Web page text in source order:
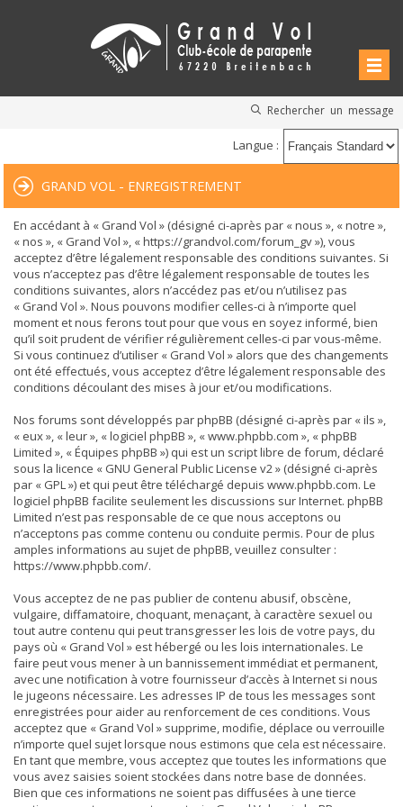
Rechercher un message
Langue :
GRAND VOL - ENREGISTREMENT
En accédant à « Grand Vol » (désigné ci-après par « nous », « notre »,
« nos », « Grand Vol », « https://grandvol.com/forum_gv »), vous
acceptez d’être légalement responsable des conditions suivantes. Si
vous n’acceptez pas d’être légalement responsable de toutes les
conditions suivantes, alors n’accédez pas et/ou n’utilisez pas
« Grand Vol ». Nous pouvons modifier celles-ci à n’importe quel
moment et nous ferons tout pour que vous en soyez informé, bien
qu’il soit prudent de vérifier régulièrement celles-ci par vous-même.
Si vous continuez d’utiliser « Grand Vol » alors que des changements
ont été effectués, vous acceptez d’être légalement responsable des
conditions découlant des mises à jour et/ou modifications.
Nos forums sont développés par phpBB (désigné ci-après par « ils »,
« eux », « leur », « logiciel phpBB », « www.phpbb.com », « phpBB
Limited », « Équipes phpBB ») qui est un script libre de forum, déclaré
sous la licence « GNU General Public License v2» (désigné ci-après
par « GPL ») et qui peut être téléchargé depuis www.phpbb.com. Le
logiciel phpBB facilite seulement les discussions sur Internet. phpBB
Limited n’est pas responsable de ce que nous acceptons ou
n’acceptons pas comme contenu ou conduite permis. Pour de plus
amples informations au sujet de phpBB, veuillez consulter :
https://www.phpbb.com/.
Vous acceptez de ne pas publier de contenu abusif, obscène,
vulgaire, diffamatoire, choquant, menaçant, à caractère sexuel ou
tout autre contenu qui peut transgresser les lois de votre pays, du
pays où « Grand Vol » est hébergé ou les lois internationales. Le
faire peut vous mener à un bannissement immédiat et permanent,
avec une notification à votre fournisseur d’accès à Internet si nous
le jugeons nécessaire. Les adresses IP de tous les messages sont
enregistrées pour aider au renforcement de ces conditions. Vous
acceptez que « Grand Vol » supprime, modifie, déplace ou verrouille
n’importe quel sujet lorsque nous estimons que cela est nécessaire.
En tant que membre, vous acceptez que toutes les informations que
vous avez saisies soient stockées dans notre base de données.
Bien que ces informations ne soient pas diffusées à une tierce